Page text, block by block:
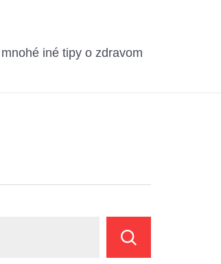
iné tipy o zdravom